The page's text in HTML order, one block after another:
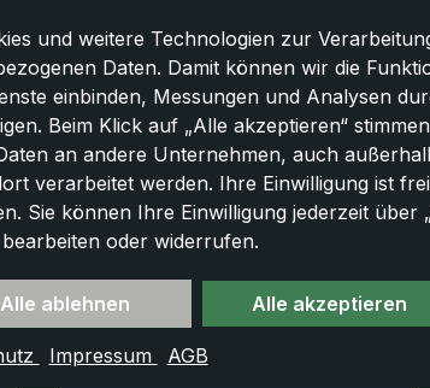
City-Regenschirm 32S7-XNA,
marineblau, Taschenschirm,
und weitere Technologien zur
Daten. Damit können wir die
einbinden, Messungen und Analysen
Beim Klick auf „Alle akzeptieren“
an andere Unternehmen, auch
verarbeitet werden. Ihre Einwilligung ist
Sie können Ihre Einwilligung jederzeit über
bearbeiten oder widerrufen.
Alle ablehnen Alle akzeptieren
Impressum AGB